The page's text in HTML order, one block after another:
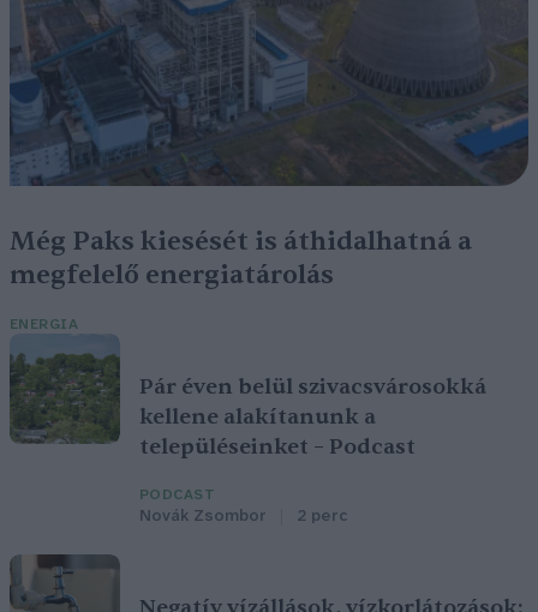
Még Paks kiesését is áthidalhatná a
megfelelő energiatárolás
ENERGIA
Pár éven belül szivacsvárosokká
kellene alakítanunk a
településeinket – Podcast
PODCAST
Novák Zsombor 2 perc